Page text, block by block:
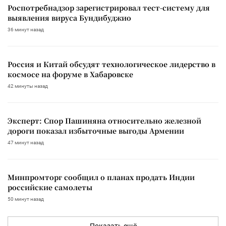
Роспотребнадзор зарегистрировал тест-систему для
выявления вируса Бундибуджио
36 минут назад
Россия и Китай обсудят технологическое лидерство в
космосе на форуме в Хабаровске
42 минуты назад
Эксперт: Спор Пашиняна относительно железной
дороги показал избыточные выгоды Армении
47 минут назад
Минпромторг сообщил о планах продать Индии
российские самолеты
50 минут назад